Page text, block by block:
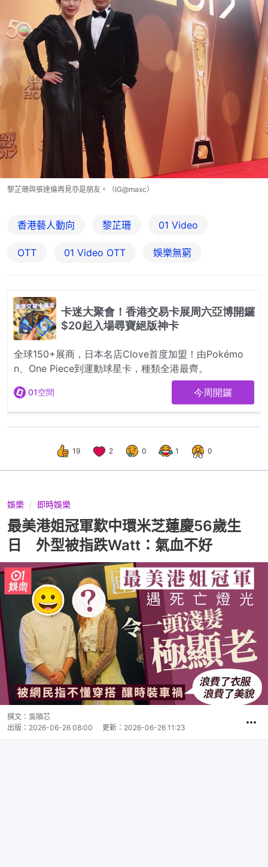
黎芷珊與張達倫再見亦是朋友。（IG@maxc）
香港藝人動向 黎芷珊 01 Video
OTT 01‌ ‌Video‌ ‌OTT 娛樂無窮
19 2 0 1 0
娛樂 即時娛樂
最美港姐冠軍歎中環米芝蓮慶56歲生
日 外型被指跌Watt：氣血不好
撰文： 吳順芯
出版： 2026-06-26 08:00 更新： 2026-06-26 11:23